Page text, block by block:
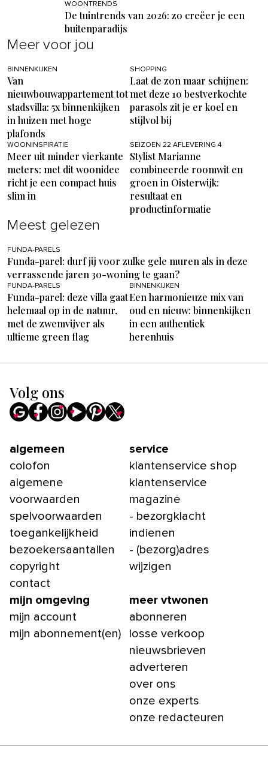
WOONTRENDS
De tuintrends van 2026: zo creëer je een
buitenparadijs
Meer voor jou
BINNENKIJKEN
Van
nieuwbouwappartement tot
stadsvilla: 5x binnenkijken
in huizen met hoge
plafonds
SHOPPING
Laat de zon maar schijnen:
met deze 10 bestverkochte
parasols zit je er koel en
stijlvol bij
WOONINSPIRATIE
Meer uit minder vierkante
meters: met dit woonidee
richt je een compact huis
slim in
SEIZOEN 22 AFLEVERING 4
Stylist Marianne
combineerde roomwit en
groen in Oisterwijk:
resultaat en
productinformatie
Meest gelezen
FUNDA-PARELS
Funda-parel: durf jij voor zulke gele muren als in deze
verrassende jaren 30-woning te gaan?
FUNDA-PARELS
Funda-parel: deze villa gaat
helemaal op in de natuur,
met de zwemvijver als
ultieme green flag
BINNENKIJKEN
Een harmonieuze mix van
oud en nieuw: binnenkijken
in een authentiek
herenhuis
Volg ons
algemeen
colofon
algemene
voorwaarden
spelvoorwaarden
toegankelijkheid
bezoekersaantallen
copyright
contact
service
klantenservice shop
klantenservice
magazine
- bezorgklacht
indienen
- (bezorg)adres
wijzigen
mijn omgeving
mijn account
mijn abonnement(en)
meer vtwonen
abonneren
losse verkoop
nieuwsbrieven
adverteren
over ons
onze experts
onze redacteuren